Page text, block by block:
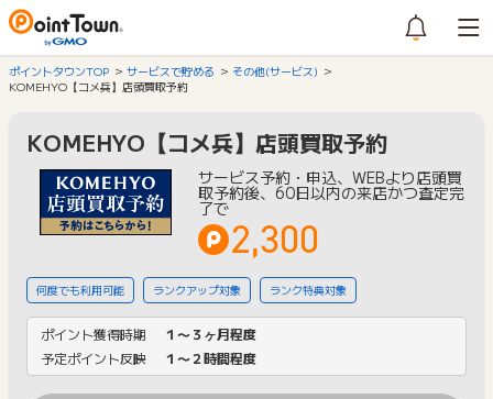
ポイントタウンTOP サービスで貯める
その他(サービス)
KOMEHYO【コメ兵】店頭買取予約
KOMEHYO【コメ兵】店頭買取予約
サービス予約・申込、WEBより店頭買
取予約後、60日以内の来店かつ査定完
了で
2,300
何度でも利用可能 ランクアップ対象 ランク特典対象
ポイント獲得時期
１〜３ヶ月程度
予定ポイント反映
１〜２時間程度